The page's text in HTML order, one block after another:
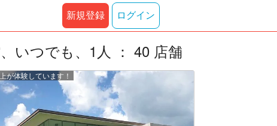
新規登録 ログイン
いつでも、1人 ： 40 店舗
が体験しています！